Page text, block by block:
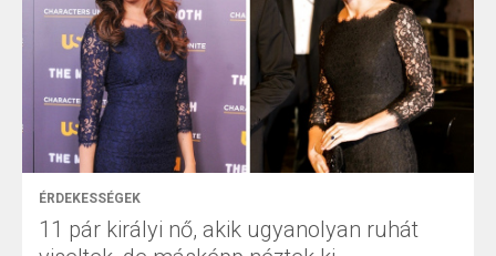
ÉRDEKESSÉGEK
11 pár királyi nő, akik ugyanolyan ruhát